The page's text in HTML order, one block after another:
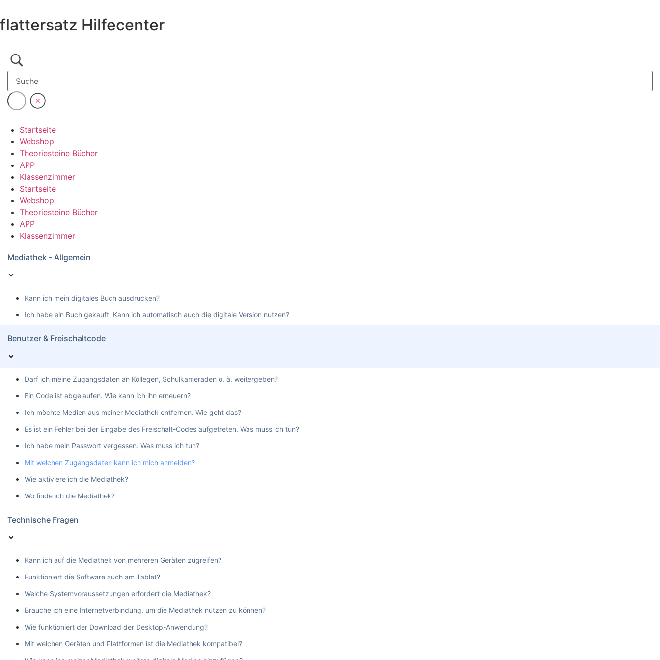
Inhalt
wechseln
flattersatz Hilfecenter
Startseite
Webshop
Theoriesteine Bücher
APP
Klassenzimmer
Startseite
Webshop
Theoriesteine Bücher
APP
Klassenzimmer
Mediathek - Allgemein
Kann ich mein digitales Buch ausdrucken?
Ich habe ein Buch gekauft. Kann ich automatisch auch die digitale Version nutzen?
Benutzer & Freischaltcode
Darf ich meine Zugangsdaten an Kollegen, Schulkameraden o. ä. weitergeben?
Ein Code ist abgelaufen. Wie kann ich ihn erneuern?
Ich möchte Medien aus meiner Mediathek entfernen. Wie geht das?
Es ist ein Fehler bei der Eingabe des Freischalt-Codes aufgetreten. Was muss ich tun?
Ich habe mein Passwort vergessen. Was muss ich tun?
Mit welchen Zugangsdaten kann ich mich anmelden?
Wie aktiviere ich die Mediathek?
Wo finde ich die Mediathek?
Technische Fragen
Kann ich auf die Mediathek von mehreren Geräten zugreifen?
Funktioniert die Software auch am Tablet?
Welche Systemvoraussetzungen erfordert die Mediathek?
Brauche ich eine Internetverbindung, um die Mediathek nutzen zu können?
Wie funktioniert der Download der Desktop-Anwendung?
Mit welchen Geräten und Plattformen ist die Mediathek kompatibel?